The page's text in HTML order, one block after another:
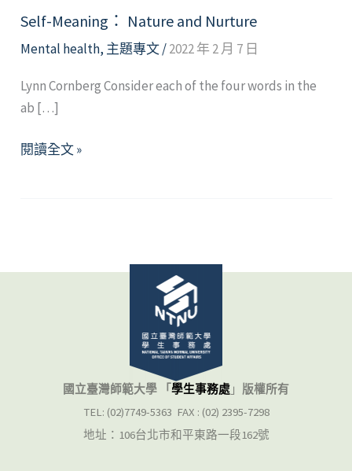
Self-Meaning： Nature and Nurture
Mental health, 主題專文/2022 年 2 月 7 日
Lynn Cornberg Consider each of the four words in the
ab […]
Self-
閱讀全文 »
國立臺灣師範大學 「 學生事務處 」 版權所有
TEL: (02)7749-5363 FAX : (02) 2395-7298
地址：106台北市和平東路一段162號